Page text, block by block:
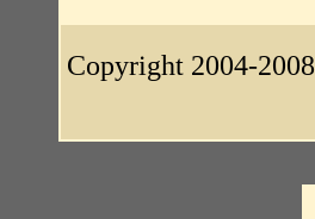
Copyright 2004-2008